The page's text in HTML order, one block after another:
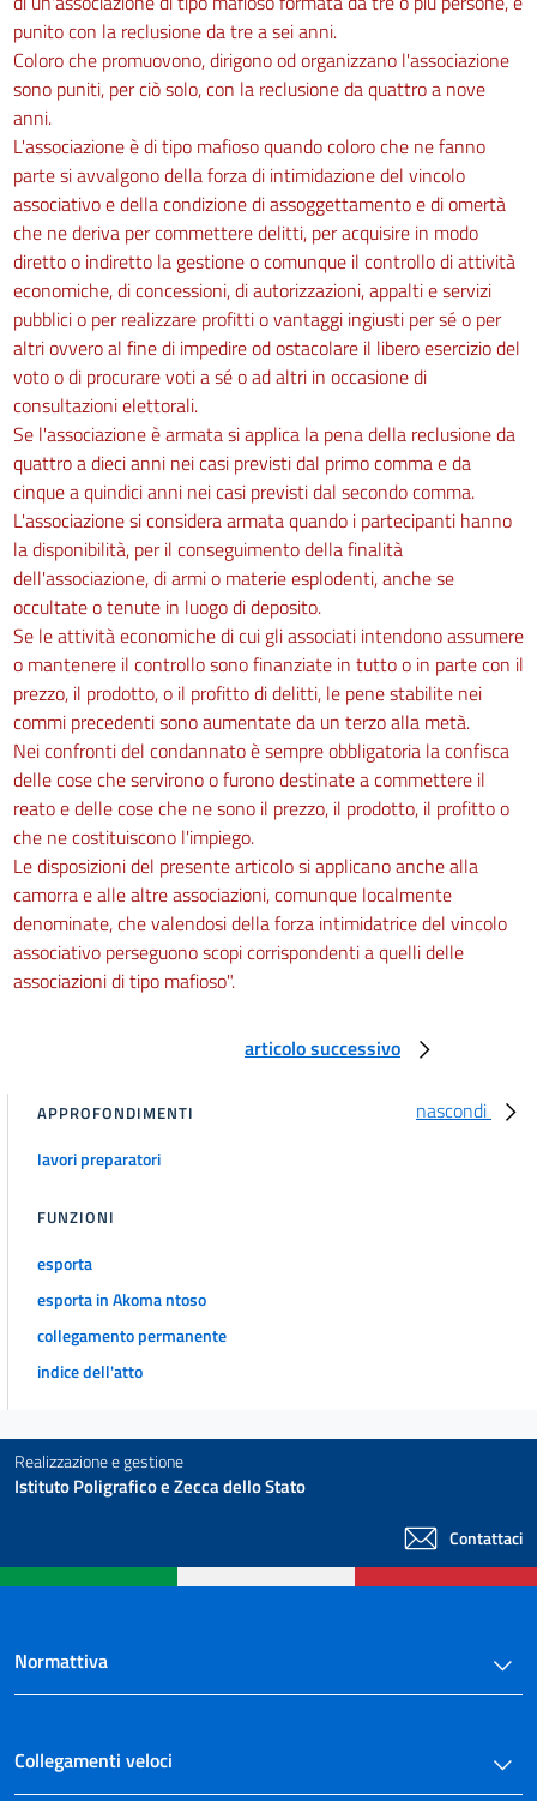
punito con la reclusione da tre a sei anni.
Coloro che promuovono, dirigono od organizzano l'associazione
sono puniti, per ciò solo, con la reclusione da quattro a nove
anni.
L'associazione è di tipo mafioso quando coloro che ne fanno
parte si avvalgono della forza di intimidazione del vincolo
associativo e della condizione di assoggettamento e di omertà
che ne deriva per commettere delitti, per acquisire in modo
diretto o indiretto la gestione o comunque il controllo di attività
economiche, di concessioni, di autorizzazioni, appalti e servizi
pubblici o per realizzare profitti o vantaggi ingiusti per sé o per
altri ovvero al fine di impedire od ostacolare il libero esercizio del
voto o di procurare voti a sé o ad altri in occasione di
consultazioni elettorali.
Se l'associazione è armata si applica la pena della reclusione da
quattro a dieci anni nei casi previsti dal primo comma e da
cinque a quindici anni nei casi previsti dal secondo comma.
L'associazione si considera armata quando i partecipanti hanno
la disponibilità, per il conseguimento della finalità
dell'associazione, di armi o materie esplodenti, anche se
occultate o tenute in luogo di deposito.
Se le attività economiche di cui gli associati intendono assumere
o mantenere il controllo sono finanziate in tutto o in parte con il
prezzo, il prodotto, o il profitto di delitti, le pene stabilite nei
commi precedenti sono aumentate da un terzo alla metà.
Nei confronti del condannato è sempre obbligatoria la confisca
delle cose che servirono o furono destinate a commettere il
reato e delle cose che ne sono il prezzo, il prodotto, il profitto o
che ne costituiscono l'impiego.
Le disposizioni del presente articolo si applicano anche alla
camorra e alle altre associazioni, comunque localmente
denominate, che valendosi della forza intimidatrice del vincolo
associativo perseguono scopi corrispondenti a quelli delle
associazioni di tipo mafioso".
articolo successivo
nascondi
APPROFONDIMENTI
lavori preparatori
FUNZIONI
esporta
esporta in Akoma ntoso
collegamento permanente
indice dell'atto
Realizzazione e gestione
Istituto Poligrafico e Zecca dello Stato
Contattaci
Normattiva
Collegamenti veloci